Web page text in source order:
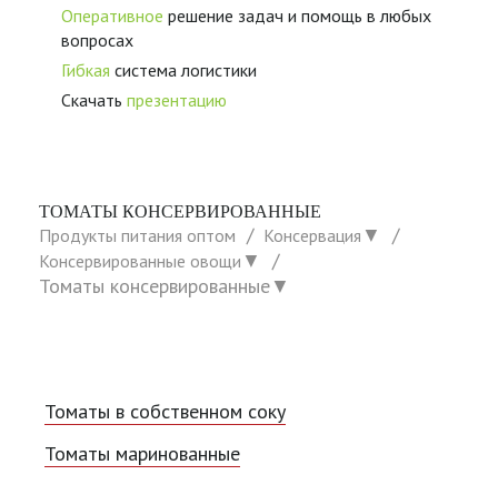
Оперативное решение задач и помощь в любых
вопросах
Гибкая система логистики
Скачать презентацию
ТОМАТЫ КОНСЕРВИРОВАННЫЕ
Продукты питания оптом Консервация ▼
Консервированные овощи ▼
Томаты консервированные▼
Томаты в собственном соку
Томаты маринованные